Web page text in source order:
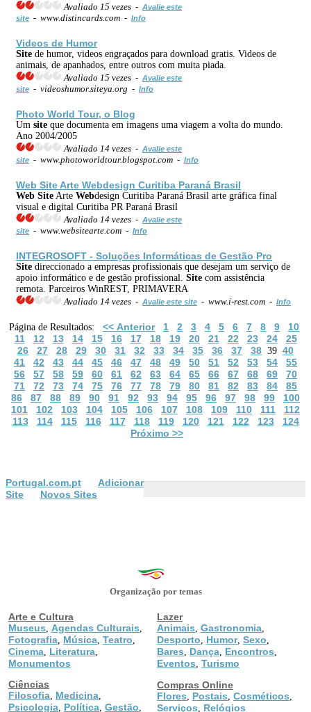
Avaliado 15 vezes - Avalie este
site - www.distincards.com - Info
Videos de Humor
Site de humor, videos engraçados para download gratis. Videos de
animais, de apanhados, entre outros com muita piada.
Avaliado 15 vezes - Avalie este
site - videoshumor.siteya.org - Info
Photo World Tour, o Blog
Um site que documenta em imagens uma viagem a volta do mundo.
Ano 2004/2005
Avaliado 14 vezes - Avalie este
site - www.photoworldtour.blogspot.com - Info
Web Site Arte Webdesign Curitiba Paraná Brasil
Web Site Arte Webdesign Curitiba Paraná Brasil arte gráfica final
visual e digital Curitiba PR Paraná Brasil
Avaliado 14 vezes - Avalie este
site - www.websitearte.com - Info
INTEGROSOFT - Soluções Informáticas de Gestão Pro
Site direccionado a empresas profissionais que desejam um serviço de
apoio informático e de gestão profissional. Site com assistência
remota. Parceiros WinREST, PRIMAVERA
Avaliado 14 vezes - Avalie este site - www.i-rest.com - Info
Página de Resultados: << Anterior 1 2 3 4 5 6 7 8 9
10
11
12 13 14 15 16 17 18 19 20 21 22 23 24
25
26
27 28 29 30 31 32 33 34 35 36 37 38 39 40
41
42 43 44 45 46 47 48 49 50 51 52 53 54
55
56
57 58 59 60 61 62 63 64 65 66 67 68 69
70
71
72 73 74 75 76 77 78 79 80 81 82 83 84
85
86
87 88 89 90 91 92 93 94 95 96 97 98 99
100
101
102 103 104 105 106 107 108 109 110 111
112
113
114 115 116 117 118 119 120 121 122 123
124
Próximo >>
Portugal.com.pt
Adicionar
Site
Novos Sites
Organização por temas
Arte e Cultura
Museus
Agendas Culturais
Fotografia Música Teatro
Cinema Literatura
Monumentos
Ciências
Filosofia Medicina
Psicologia Política Gestão
Lazer
Animais Gastronomia
Desporto Humor, Sexo
Bares Dança Encontros
Eventos Turismo
Compras Online
Flores
Postais Cosméticos
Serviços Relógios